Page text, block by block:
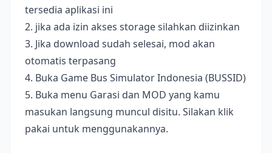
tersedia aplikasi ini
2. jika ada izin akses storage silahkan diizinkan
3. Jika download sudah selesai, mod akan
otomatis terpasang
4. Buka Game Bus Simulator Indonesia (BUSSID)
5. Buka menu Garasi dan MOD yang kamu
masukan langsung muncul disitu. Silakan klik
pakai untuk menggunakannya.